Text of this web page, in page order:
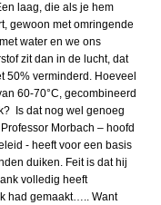
laag, die als je hem
gewoon met omringende
water en we ons
zit dan in de lucht, dat
50% verminderd. Hoeveel
60-70°C, gecombineerd
Is dat nog wel genoeg
Morbach – hoofd
- heeft voor een basis
duiken. Feit is dat hij
volledig heeft
had gemaakt….. Want